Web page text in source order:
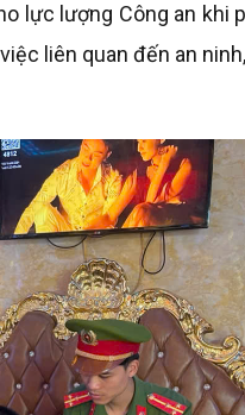
lực lượng Công an khi
liên quan đến an